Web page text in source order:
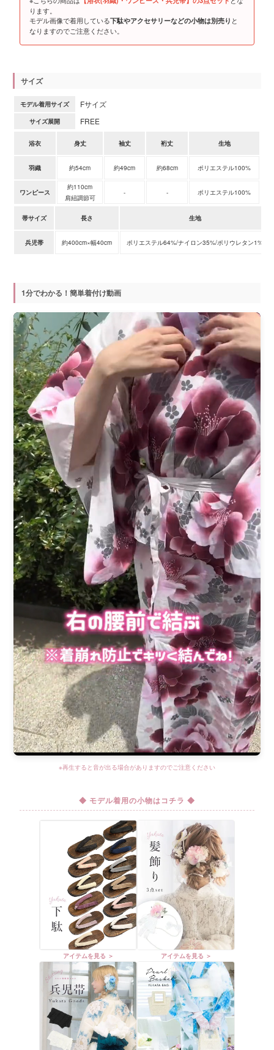
ります。
モデル画像で着用している下駄やアクセサリーなどの小物は別売り と
なりますのでご注意ください。
サイズ
モデル着用サイズ Fサイズ
サイズ展開 FREE
浴衣 身丈 袖丈 裄丈 生地
羽織 約54cm 約49cm 約68cm ポリエステル100%
ワンピース
約110cm
肩紐調節可
- - ポリエステル100%
帯サイズ 長さ 生地
兵児帯 約400cm×幅40cm ポリエステル64%/ナイロン35%/ポリウレタン1%
1分でわかる！簡単着付け動画
※再生すると音が出る場合がありますのでご注意ください
◆ モデル着用の小物はコチラ ◆
アイテムを見る ＞ アイテムを見る ＞